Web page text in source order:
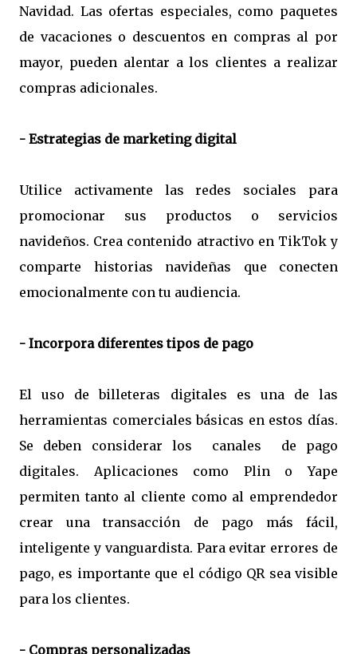
Navidad. Las ofertas especiales, como paquetes
de vacaciones o descuentos en compras al por
mayor, pueden alentar a los clientes a realizar
compras adicionales.
- Estrategias de marketing digital
Utilice activamente las redes sociales para
promocionar sus productos o servicios
navideños. Crea contenido atractivo en TikTok y
comparte historias navideñas que conecten
emocionalmente con tu audiencia.
- Incorpora diferentes tipos de pago
El uso de billeteras digitales es una de las
herramientas comerciales básicas en estos días.
Se deben considerar los canales de pago
digitales. Aplicaciones como Plin o Yape
permiten tanto al cliente como al emprendedor
crear una transacción de pago más fácil,
inteligente y vanguardista. Para evitar errores de
pago, es importante que el código QR sea visible
para los clientes.
- Compras personalizadas